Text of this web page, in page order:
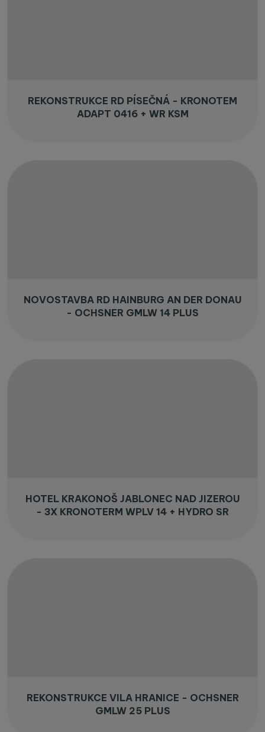
REKONSTRUKCE RD PÍSEČNÁ - KRONOTEM
ADAPT 0416 + WR KSM
NOVOSTAVBA RD HAINBURG AN DER DONAU
- OCHSNER GMLW 14 PLUS
HOTEL KRAKONOŠ JABLONEC NAD JIZEROU
- 3X KRONOTERM WPLV 14 + HYDRO SR
REKONSTRUKCE VILA HRANICE - OCHSNER
GMLW 25 PLUS